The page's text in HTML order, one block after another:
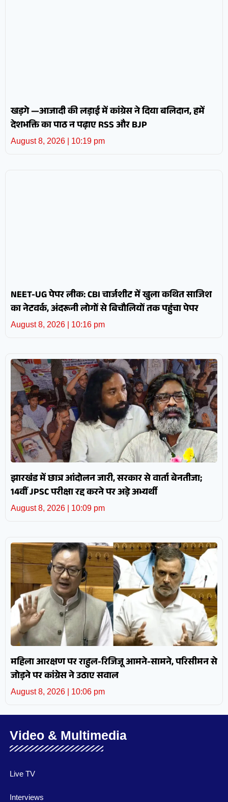
खड़गे —आजादी की लड़ाई में कांग्रेस ने दिया बलिदान, हमें
देशभक्ति का पाठ न पढ़ाए RSS और BJP
August 8, 2026 10:19 pm
NEET-UG पेपर लीक: CBI चार्जशीट में खुला कथित साजिश
का नेटवर्क, अंदरूनी लोगों से बिचौलियों तक पहुंचा पेपर
August 8, 2026 10:16 pm
झारखंड में छात्र आंदोलन जारी, सरकार से वार्ता बेनतीजा;
14वीं JPSC परीक्षा रद्द करने पर अड़े अभ्यर्थी
August 8, 2026 10:09 pm
महिला आरक्षण पर राहुल-रिजिजू आमने-सामने, परिसीमन से
जोड़ने पर कांग्रेस ने उठाए सवाल
August 8, 2026 10:06 pm
Video & Multimedia
Live TV
Interviews